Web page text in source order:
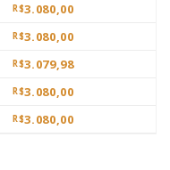
R$3.080,00
R$3.080,00
R$3.079,98
R$3.080,00
R$3.080,00